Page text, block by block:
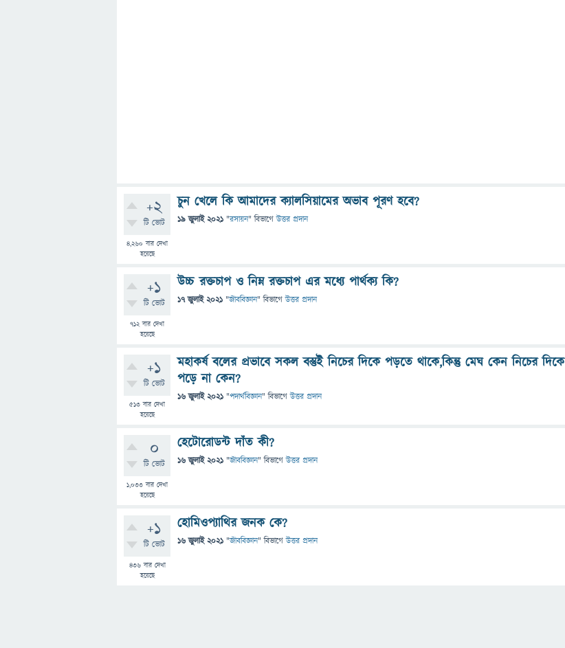
+2
টি ভোট
4,260 বার দেখা
হয়েছে
চুন খেলে কি আমাদের ক্যালসিয়ামের অভাব পূরণ হবে?
19 জুলাই 2021 "রসায়ন" বিভাগে উত্তর প্রদান
+1
টি ভোট
712বার দেখা
হয়েছে
উচ্চ রক্তচাপ ও নিম্ন রক্তচাপ এর মধ্যে পার্থক্য কি?
17 জুলাই 2021 "জীববিজ্ঞান" বিভাগে উত্তর প্রদান
+1
টি ভোট
513 বার দেখা
হয়েছে
মহাকর্ষ বলের প্রভাবে সকল বস্তুই নিচের দিকে পড়তে থাকে,কিন্তু মেঘ কেন নিচের দিকে
পড়ে না কেন?
16 জুলাই 2021 "পদার্থবিজ্ঞান" বিভাগে উত্তর প্রদান
0
টি ভোট
1,033 বার দেখা
হয়েছে
হেটোরোডন্ট দাঁত কী?
16 জুলাই 2021 "জীববিজ্ঞান" বিভাগে উত্তর প্রদান
+1
টি ভোট
436বার দেখা
হয়েছে
হোমিওপ্যাথির জনক কে?
16 জুলাই 2021 "জীববিজ্ঞান" বিভাগে উত্তর প্রদান